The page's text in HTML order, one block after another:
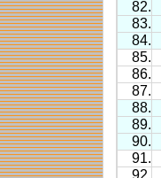
82.
83.
84.
85.
86.
87.
88.
89.
90.
91.